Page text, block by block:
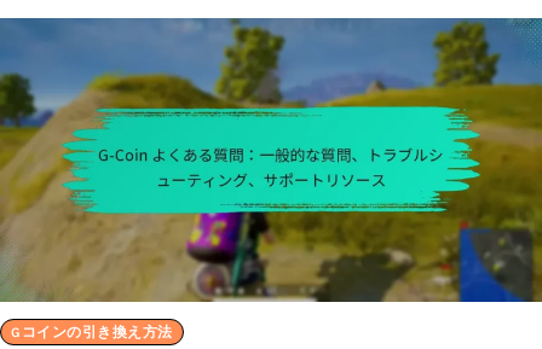
Gコインの引き換え方法